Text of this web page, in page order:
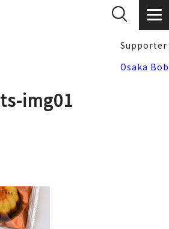
Supporter
Osaka Bob
img01